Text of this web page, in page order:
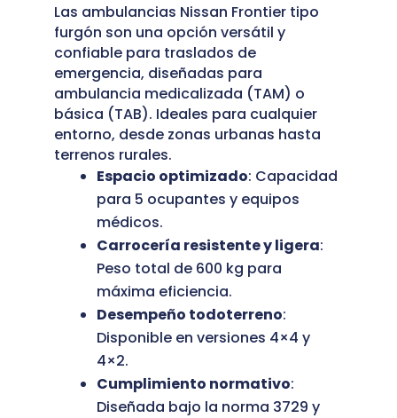
Las ambulancias Nissan Frontier tipo
furgón son una opción versátil y
confiable para traslados de
emergencia, diseñadas para
ambulancia medicalizada (TAM) o
básica (TAB). Ideales para cualquier
entorno, desde zonas urbanas hasta
terrenos rurales.
Espacio optimizado: Capacidad
para 5 ocupantes y equipos
médicos.
Carrocería resistente y ligera:
Peso total de 600 kg para
máxima eficiencia.
Desempeño todoterreno:
Disponible en versiones 4×4 y
4×2.
Cumplimiento normativo:
Diseñada bajo la norma 3729 y